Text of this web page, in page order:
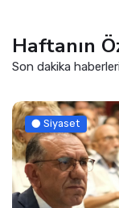
Haftanın
Son dakika
Siyaset